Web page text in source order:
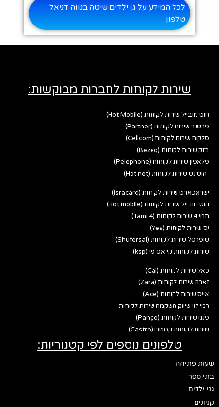
לכל המידע על גן ילדים שיטה בנווה דניאל
טלפון
שירות לקוחות לחברות מבוקשות:
הוט מובייל שירות לקוחות (Hot Mobile)
פרטנר שירות לקוחות (Partner)
סלקום שירות לקוחות (Cellcom)
בזק שירות לקוחות (Bezeq)
פלאפון שירות לקוחות (Pelephone)
הוט נט שירות לקוחות (Hot net)
ישראכארט שירות לקוחות (Isracard)
הוט מובייל שירות לקוחות (Hot mobile)
תמי 4 שירות לקוחות (Tami 4)
יס שירות לקוחות (Yes)
שופרסל שירות לקוחות (Shufersal)
שירות לקוחות קי אס פי (ksp)
כאל שירות לקוחות (Cal)
זארה שירות לקוחות (Zara)
אייס שירות לקוחות (Ace)
רמי לוי שיווק השקמה שירות לקוחות
פנגו שירות לקוחות (Pango)
שירות לקוחות קסטרו (Castro)
טלפונים נוספים לפי קטגוריות:
שעות פתיחה
בתי ספר
גני ילדים
קניונים